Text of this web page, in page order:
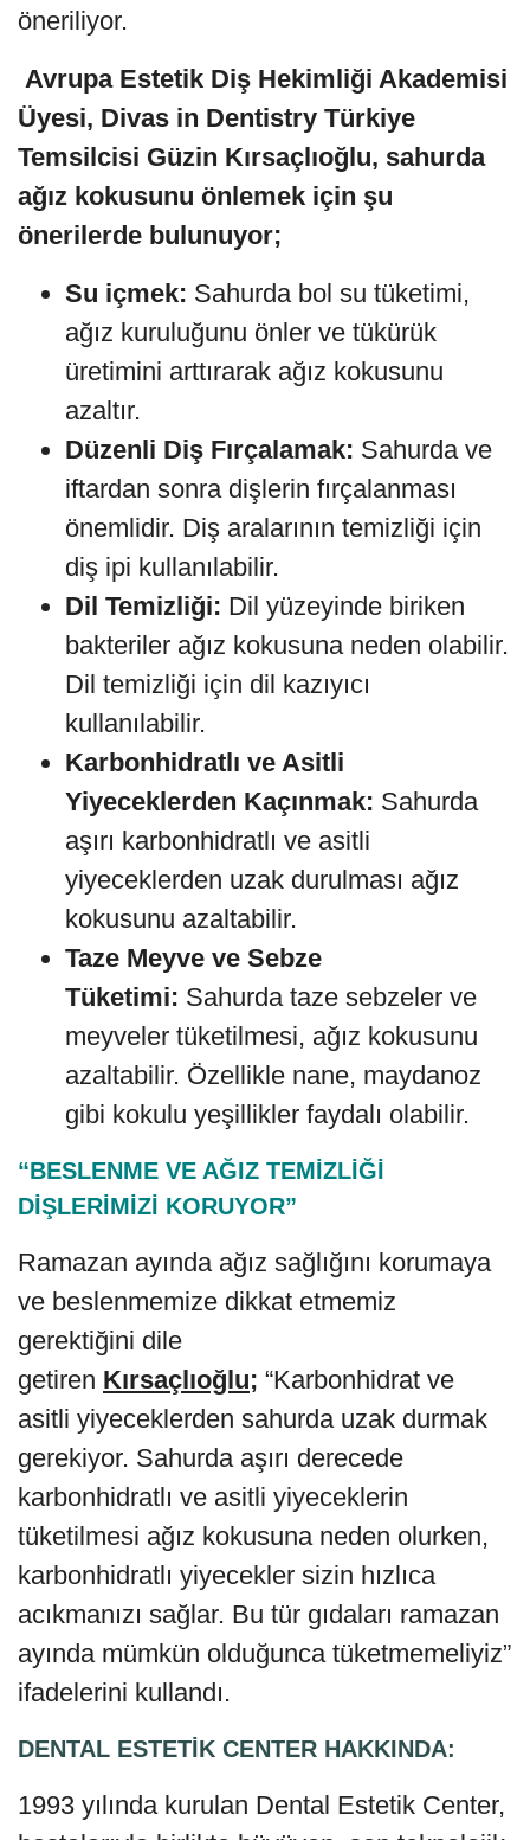
öneriliyor.
Avrupa Estetik Diş Hekimliği Akademisi
Üyesi, Divas in Dentistry Türkiye
Temsilcisi Güzin Kırsaçlıoğlu, sahurda
ağız kokusunu önlemek için şu
önerilerde bulunuyor;
Su içmek: Sahurda bol su tüketimi,
ağız kuruluğunu önler ve tükürük
üretimini arttırarak ağız kokusunu
azaltır.
Düzenli Diş Fırçalamak: Sahurda ve
iftardan sonra dişlerin fırçalanması
önemlidir. Diş aralarının temizliği için
diş ipi kullanılabilir.
Dil Temizliği: Dil yüzeyinde biriken
bakteriler ağız kokusuna neden olabilir.
Dil temizliği için dil kazıyıcı
kullanılabilir.
Karbonhidratlı ve Asitli
Yiyeceklerden Kaçınmak: Sahurda
aşırı karbonhidratlı ve asitli
yiyeceklerden uzak durulması ağız
kokusunu azaltabilir.
Taze Meyve ve Sebze
Tüketimi: Sahurda taze sebzeler ve
meyveler tüketilmesi, ağız kokusunu
azaltabilir. Özellikle nane, maydanoz
gibi kokulu yeşillikler faydalı olabilir.
“BESLENME VE AĞIZ TEMİZLİĞİ
DİŞLERİMİZİ KORUYOR”
Ramazan ayında ağız sağlığını korumaya
ve beslenmemize dikkat etmemiz
gerektiğini dile
getiren Kırsaçlıoğlu; “Karbonhidrat ve
asitli yiyeceklerden sahurda uzak durmak
gerekiyor. Sahurda aşırı derecede
karbonhidratlı ve asitli yiyeceklerin
tüketilmesi ağız kokusuna neden olurken,
karbonhidratlı yiyecekler sizin hızlıca
acıkmanızı sağlar. Bu tür gıdaları ramazan
ayında mümkün olduğunca tüketmemeliyiz”
ifadelerini kullandı.
DENTAL ESTETİK CENTER HAKKINDA:
1993 yılında kurulan Dental Estetik Center,